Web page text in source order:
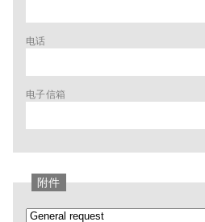
电话
电子信箱
附件